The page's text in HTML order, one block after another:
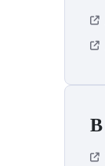
B